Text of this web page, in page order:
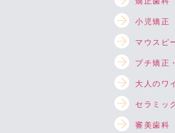
小児矯正
マウスピ
プチ矯正
大人のワ
セラミッ
審美歯科